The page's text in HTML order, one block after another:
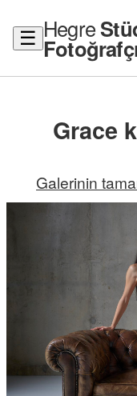
☰ Hegre
Grace
Galerinin